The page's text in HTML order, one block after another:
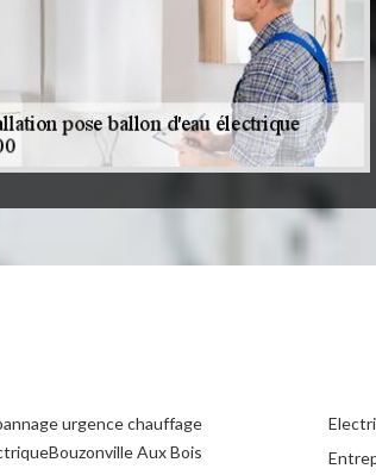
urgence chauffage
Aux Bois